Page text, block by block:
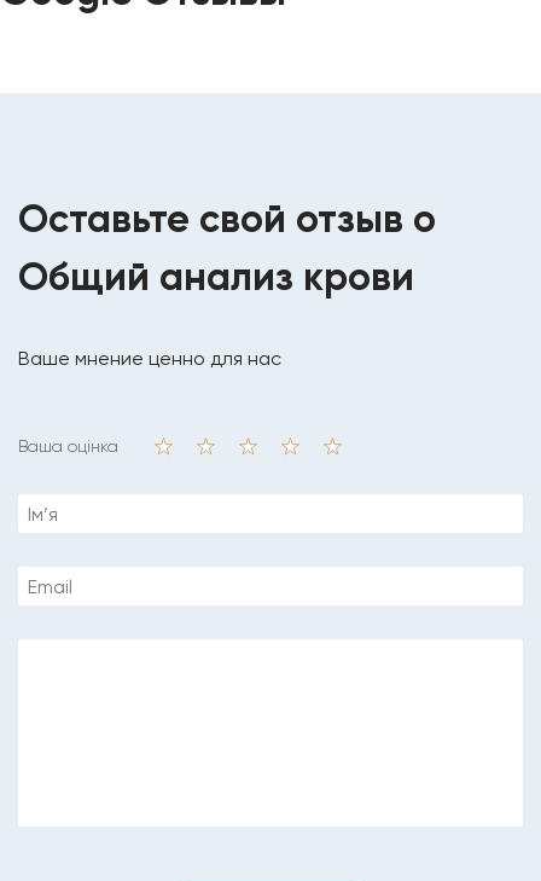
Оставьте свой отзыв о
Общий анализ крови
Ваше мнение ценно для нас
Ваша оцінка